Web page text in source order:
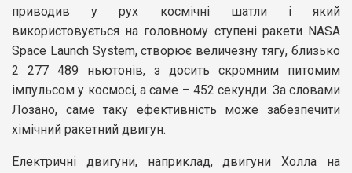
приводив у рух космічні шатли і який
використовується на головному ступені ракети NASA
Space Launch System, створює величезну тягу, близько
2 277 489 ньютонів, з досить скромним питомим
імпульсом у космосі, а саме – 452 секунди. За словами
Лозано, саме таку ефективність може забезпечити
хімічний ракетний двигун.
Електричні двигуни, наприклад, двигуни Холла на